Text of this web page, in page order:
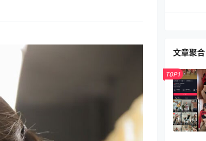
文章聚合
TOP1